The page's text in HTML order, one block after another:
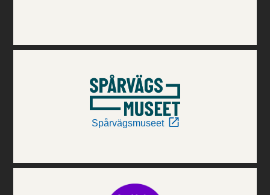
Spårvägsmuseet